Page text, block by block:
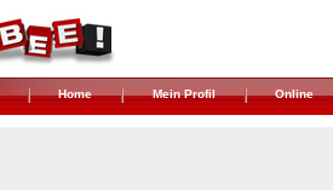
Home Mein Profil Online